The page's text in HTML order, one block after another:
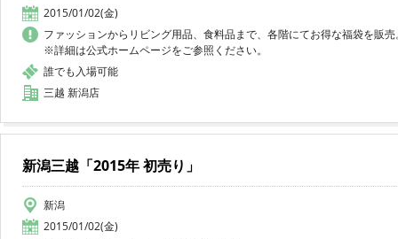
2015/01/02(金)
ファッションからリビング用品、食料品まで、各階にてお得な福袋を販売
※詳細は公式ホームページをご参照ください。
誰でも入場可能
三越 新潟店
新潟三越「2015年 初売り」
新潟
2015/01/02(金)